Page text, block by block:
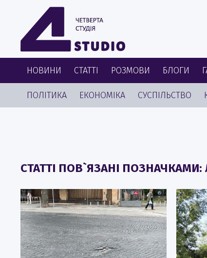
НОВИНИ СТАТТІ РОЗМОВИ БЛОГИ
ПОЛІТИКА ЕКОНОМІКА СУСПІЛЬСТВО
СТАТТІ ПОВ`ЯЗАНІ ПОЗНАЧКАМИ: